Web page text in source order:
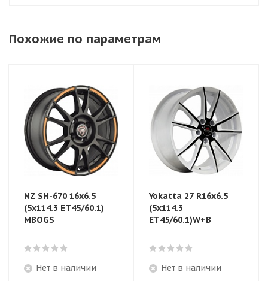
Похожие по параметрам
NZ SH-670 16x6.5
(5x114.3 ЕТ45/60.1)
MBOGS
Нет в наличии
Yokatta 27 R16x6.5
(5x114.3
ET45/60.1)W+B
Нет в наличии